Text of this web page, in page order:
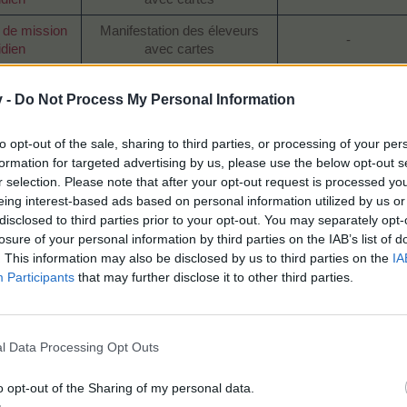
- Do Not Process My Personal Information
opt-out of the sale, sharing to third parties, or processing of your
for targeted advertising by us, please use the below opt-out
selection. Please note that after your opt-out request is processed
interest-based ads based on personal information utilized by us
to third parties prior to your opt-out. You may separately
of your personal information by third parties on the IAB’s list of
This information may also be disclosed by us to third parties on the
Participants that may further disclose it to other third parties.
Data Processing Opt Outs
opt-out of the Sharing of my personal data.
de mission
Manifestation des éleveurs
avec cartes
-
Fête des vendanges 2024 -
d'amitié
Fête des vendanges 2024
Arbre secret et
Faexpressz
Fête des vendanges 2024
Arbre secret et
d'amitié
Arbre secret et
Fête des vendanges 2024
d'amitié
Fête des vendanges 2024